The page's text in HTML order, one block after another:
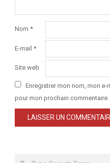
Nom *
E-mail *
Site web
Enregistrer mon nom, mon
pour mon prochain commentaire.